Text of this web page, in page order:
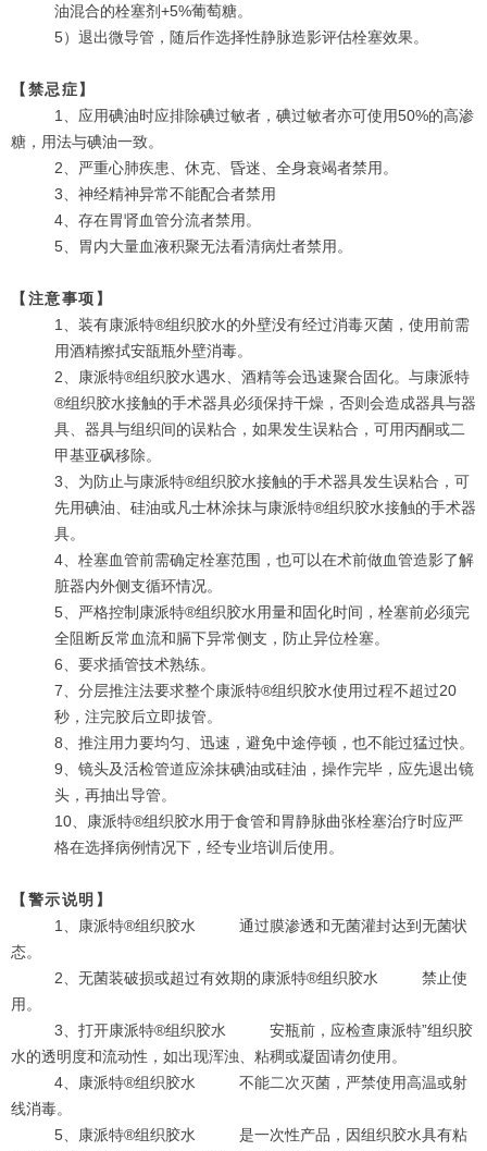
油混合的栓塞剂+5%葡萄糖。
5）退出微导管，随后作选择性静脉造影评估栓塞效果。
【禁忌症】
1、应用碘油时应排除碘过敏者，碘过敏者亦可使用50%的高渗
糖，用法与碘油一致。
2、严重心肺疾患、休克、昏迷、全身衰竭者禁用。
3、神经精神异常不能配合者禁用
4、存在胃肾血管分流者禁用。
5、胃内大量血液积聚无法看清病灶者禁用。
【注意事项】
1、装有康派特®组织胶水的外壁没有经过消毒灭菌，使用前需
用酒精擦拭安瓿瓶外壁消毒。
2、康派特®组织胶水遇水、酒精等会迅速聚合固化。与康派特
®组织胶水接触的手术器具必须保持干燥，否则会造成器具与器
具、器具与组织间的误粘合，如果发生误粘合，可用丙酮或二
甲基亚砜移除。
3、为防止与康派特®组织胶水接触的手术器具发生误粘合，可
先用碘油、硅油或凡士林涂抹与康派特®组织胶水接触的手术器
具。
4、栓塞血管前需确定栓塞范围，也可以在术前做血管造影了解
脏器内外侧支循环情况。
5、严格控制康派特®组织胶水用量和固化时间，栓塞前必须完
全阻断反常血流和膈下异常侧支，防止异位栓塞。
6、要求插管技术熟练。
7、分层推注法要求整个康派特®组织胶水使用过程不超过20
秒，注完胶后立即拔管。
8、推注用力要均匀、迅速，避免中途停顿，也不能过猛过快。
9、镜头及活检管道应涂抹碘油或硅油，操作完毕，应先退出镜
头，再抽出导管。
10、 康派特®组织胶水用于食管和胃静脉曲张栓塞治疗时应严
格在选择病例情况下，经专业培训后使用。
【警示说明】
1、 康派特®组织胶水
通过膜渗透和无菌灌封达到无菌状
态。
2、无菌装破损或超过有效期的康派特®组织胶水
禁止使
用。
3、打开康派特®组织胶水
安瓶前，应检查康派特”组织胶
水的透明度和流动性，如出现浑浊、粘稠或凝固请勿使用。
4、 康派特®组织胶水
不能二次灭菌，严禁使用高温或射
线消毒。
5、 康派特®组织胶水
是一次性产品，因组织胶水具有粘